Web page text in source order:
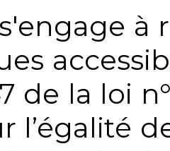
à
de la loi
l’égalité